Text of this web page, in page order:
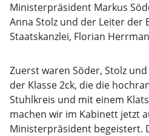
Ministerpräsident Markus
Anna Stolz und der Leiter der
Staatskanzlei, Florian
Zuerst waren Söder, Stolz
der Klasse 2ck, die die
Stuhlkreis und mit einem
machen wir im Kabinett jetzt
Ministerpräsident begeistert.